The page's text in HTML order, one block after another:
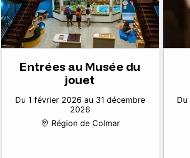
Entrées au Musée du
jouet
Du 1 février 2026 au 31 décembre
2026
Région de Colmar